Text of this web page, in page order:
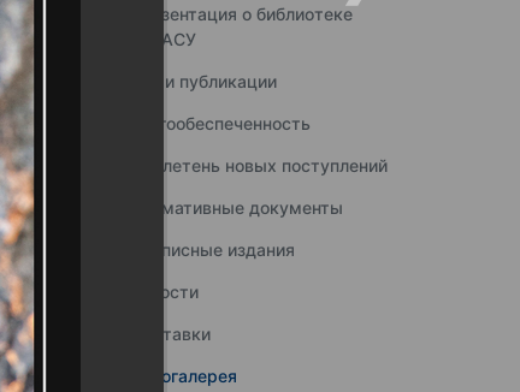
Презентация о библиотеке
ННГАСУ
Наши публикации
Книгообеспеченность
Бюллетень новых поступлений
Нормативные документы
Подписные издания
Новости
Выставки
Фотогалерея